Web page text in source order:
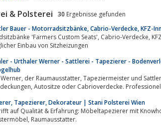
& Polsterei 30 Ergebnisse gefunden
Bauer - Motorradsitzbänke, Cabrio-Verdecke, KFZ-
Custom Seats', Cabrio-Verdecke, KFZ-Innenaustattungen - Neuanfertigung und Reparatur sowie
Einbau von Sitzheizungen
- Urthaler Werner - Sattlerei - Tapezierer -
Sattlermeister in Bad Ischl. Sattlerprodukte für
Bootsabdeckungen, Autositze oder Cabrioverdecke.
Tapezierer, Dekorateur | Stani Polsterei Wien
auf Qualität & Erfahrung: Möbeltapezierer mit Knowhow in
Maß-Polstermöbel, Raumausstatter.